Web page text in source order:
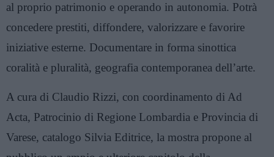
al proprio patrimonio e operando in autonomia. Potrà
concedere prestiti, diffondere, valorizzare e favorire
iniziative esterne. Documentare in forma sinottica
coralità e pluralità, geografia contemporanea dell’arte.
A cura di Claudio Rizzi, con coordinamento di Ad
Acta, Patrocinio di Regione Lombardia e Provincia di
Varese, catalogo Silvia Editrice, la mostra propone al